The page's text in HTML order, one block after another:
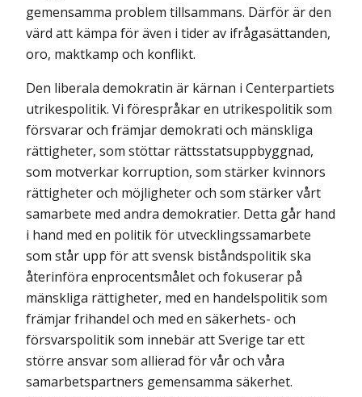
gemensamma problem tillsammans. Därför är den
värd att kämpa för även i tider av ifrågasättanden,
oro, maktkamp och konflikt.
Den liberala demokratin är kärnan i Centerpartiets
utrikespolitik. Vi förespråkar en utrikespolitik som
försvarar och främjar demokrati och mänskliga
rättigheter, som stöttar rättsstatsuppbyggnad,
som motverkar korruption, som stärker kvinnors
rättigheter och möjligheter och som stärker vårt
samarbete med andra demokratier. Detta går hand
i hand med en politik för utvecklingssamarbete
som står upp för att svensk biståndspolitik ska
återinföra enprocentsmålet och fokuserar på
mänskliga rättigheter, med en handels­politik som
främjar frihandel och med en säkerhets- och
försvarspolitik som innebär att Sverige tar ett
större ansvar som allierad för vår och våra
samarbetspartners gemensamma säkerhet.